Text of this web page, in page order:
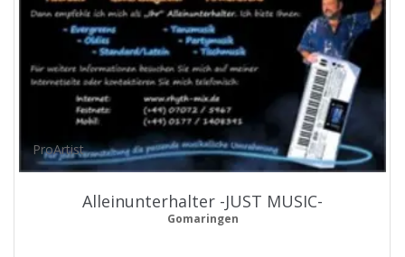
ProArtist
Alleinunterhalter -JUST MUSIC-
Gomaringen